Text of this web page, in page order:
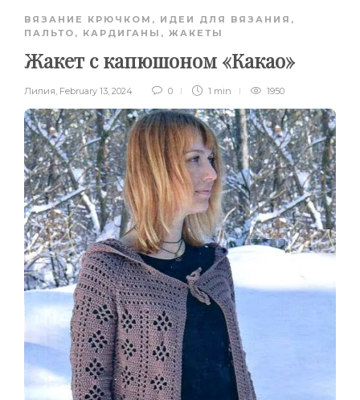
ВЯЗАНИЕ КРЮЧКОМ , ИДЕИ ДЛЯ ВЯЗАНИЯ ,
ПАЛЬТО, КАРДИГАНЫ, ЖАКЕТЫ
Жакет с капюшоном «Какао»
Лилия, February 13, 2024 0 1 min 1950